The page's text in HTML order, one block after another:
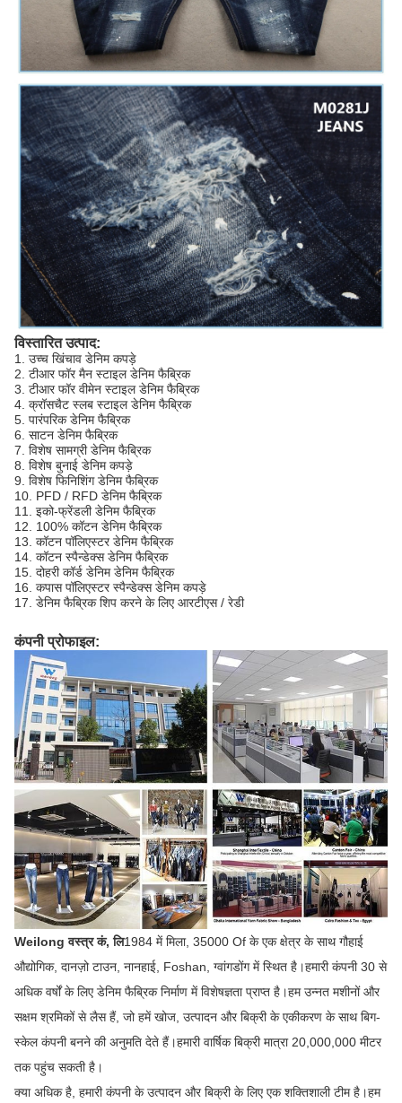
विस्तारित उत्पाद:
1. उच्च खिंचाव डेनिम कपड़े
2. टीआर फॉर मैन स्टाइल डेनिम फैब्रिक
3. टीआर फॉर वीमेन स्टाइल डेनिम फैब्रिक
4. क्रॉसचैट स्लब स्टाइल डेनिम फैब्रिक
5. पारंपरिक डेनिम फैब्रिक
6. साटन डेनिम फैब्रिक
7. विशेष सामग्री डेनिम फैब्रिक
8. विशेष बुनाई डेनिम कपड़े
9. विशेष फिनिशिंग डेनिम फैब्रिक
10. PFD / RFD डेनिम फैब्रिक
11. इको-फ्रेंडली डेनिम फैब्रिक
12. 100% कॉटन डेनिम फैब्रिक
13. कॉटन पॉलिएस्टर डेनिम फैब्रिक
14. कॉटन स्पैन्डेक्स डेनिम फैब्रिक
15. दोहरी कॉर्ड डेनिम डेनिम फैब्रिक
16. कपास पॉलिएस्टर स्पैन्डेक्स डेनिम कपड़े
17. डेनिम फैब्रिक शिप करने के लिए आरटीएस / रेडी
कंपनी प्रोफाइल:
Weilong वस्त्र कं, लि1984 में मिला, 35000 Of के एक क्षेत्र के साथ गौहाई
औद्योगिक, दानज़ो टाउन, नानहाई, Foshan, ग्वांगडोंग में स्थित है।हमारी कंपनी 30 से
अधिक वर्षों के लिए डेनिम फैब्रिक निर्माण में विशेषज्ञता प्राप्त है।हम उन्नत मशीनों और
सक्षम श्रमिकों से लैस हैं, जो हमें खोज, उत्पादन और बिक्री के एकीकरण के साथ बिग-
स्केल कंपनी बनने की अनुमति देते हैं।हमारी वार्षिक बिक्री मात्रा 20,000,000 मीटर
तक पहुंच सकती है।
क्या अधिक है, हमारी कंपनी के उत्पादन और बिक्री के लिए एक शक्तिशाली टीम है।हम